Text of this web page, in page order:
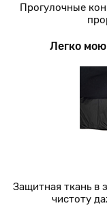
Прогулочные
Легко
Защитная ткань в
чистоту